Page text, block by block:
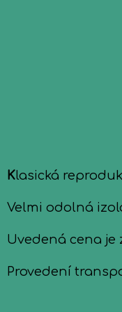
Klasická
Velmi odolná
Uvedená cena je
Provedení